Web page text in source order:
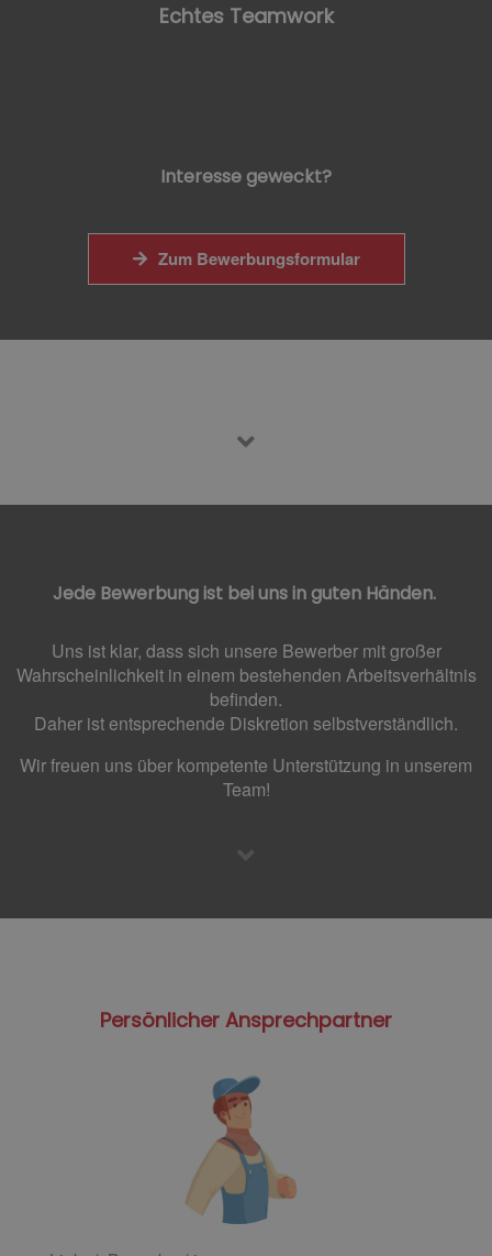
Echtes Teamwork
Interesse geweckt?
Zum Bewerbungsformular
Jede Bewerbung ist bei uns in guten Händen.
Uns ist klar, dass sich unsere Bewerber mit großer
Wahrscheinlichkeit in einem bestehenden Arbeitsverhältnis
befinden.
Daher ist entsprechende Diskretion selbstverständlich.
Wir freuen uns über kompetente Unterstützung in unserem
Team!
Persönlicher Ansprechpartner